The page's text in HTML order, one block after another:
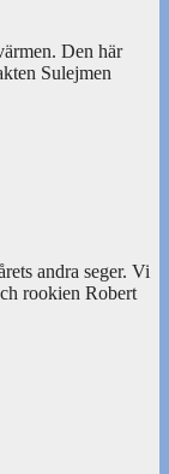
Den här
Sulejmen
andra seger. Vi
rookien Robert